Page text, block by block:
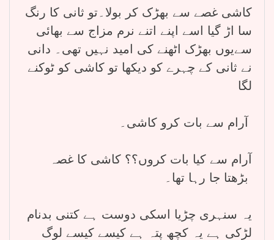
کاشی غصے سے بھڑک کر بولا۔تو ثانی کا رنگ
سا اڑ گیا اسے اپنے اتنے نرم مزاج سے بھائی
سےیوں بھڑک اٹھنے کی امید نہیں تھی۔ دانی
نے ثانی کے چہرے کو دیکھا تو کاشی کو ٹوکنے
لگا
آرام سے کیا بات کروں؟؟ کاشی کا غصہ
یہ سنہری چڑیا اسکی دوست ہے کتنی بدنام
لڑکی ہے یہ کچھ پتہ ہے کیسے کیسے لوگ